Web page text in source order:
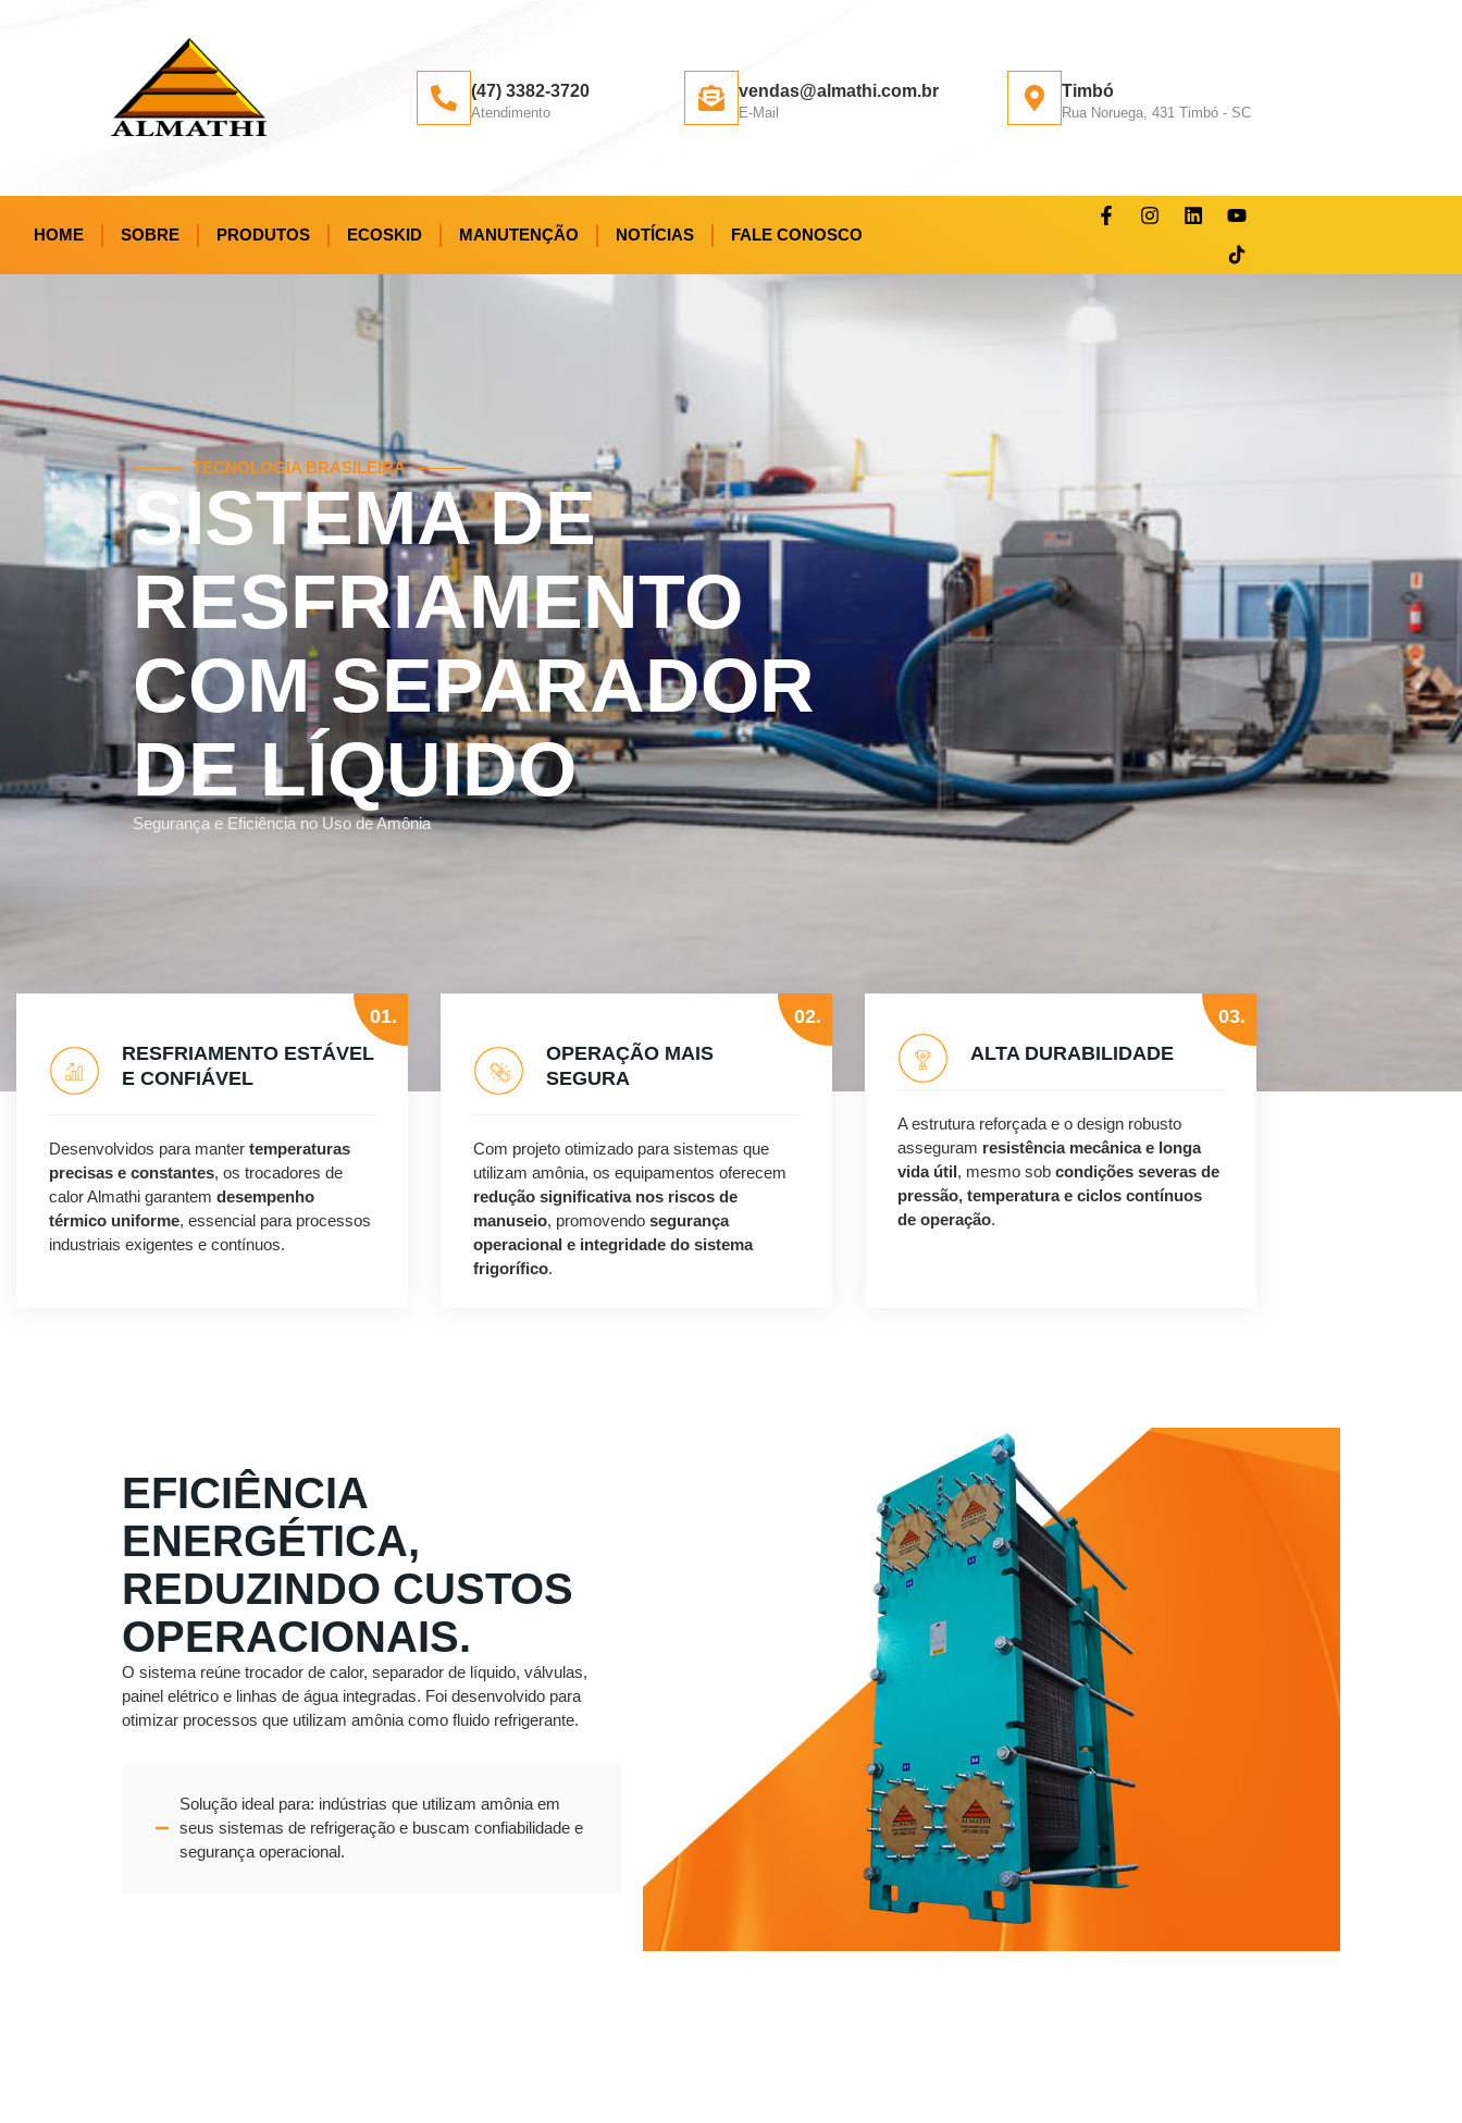
(47) 3382-3720
Atendimento
vendas@almathi.com.br
E-Mail
Timbó
Rua Noruega, 431 Timbó - SC
HOME SOBRE PRODUTOS ECOSKID MANUTENÇÃO NOTÍCIAS FALE CONOSCO
TECNOLOGIA BRASILEIRA
SISTEMA DE
RESFRIAMENTO
COM SEPARADOR
DE LÍQUIDO
Segurança e Eficiência no Uso de Amônia
01.
RESFRIAMENTO ESTÁVEL
E CONFIÁVEL
Desenvolvidos para manter temperaturas
precisas e constantes, os trocadores de
calor Almathi garantem desempenho
térmico uniforme, essencial para processos
industriais exigentes e contínuos.
02.
OPERAÇÃO MAIS
SEGURA
Com projeto otimizado para sistemas que
utilizam amônia, os equipamentos oferecem
redução significativa nos riscos de
manuseio, promovendo segurança
operacional e integridade do sistema
frigorífico.
03.
ALTA DURABILIDADE
A estrutura reforçada e o design robusto
asseguram resistência mecânica e longa
vida útil, mesmo sob condições severas de
pressão, temperatura e ciclos contínuos
de operação.
EFICIÊNCIA
ENERGÉTICA,
REDUZINDO CUSTOS
OPERACIONAIS.
O sistema reúne trocador de calor, separador de líquido, válvulas,
painel elétrico e linhas de água integradas. Foi desenvolvido para
otimizar processos que utilizam amônia como fluido refrigerante.
Solução ideal para: indústrias que utilizam amônia em
seus sistemas de refrigeração e buscam confiabilidade e
segurança operacional.